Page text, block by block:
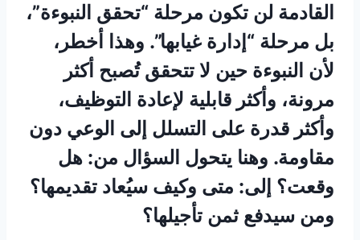
القادمة لن تكون مرحلة “تحقق النبوءة”،
بل مرحلة “إدارة غيابها”. وهذا أخطر،
لأن النبوءة حين لا تتحقق تُصبح أكثر
مرونة، وأكثر قابلية لإعادة التوظيف،
وأكثر قدرة على التسلل إلى الوعي دون
مقاومة. وهنا يتحول السؤال من: هل
وقعت؟ إلى: متى وكيف سيُعاد تقديمها؟
ومن سيدفع ثمن تأجيلها؟